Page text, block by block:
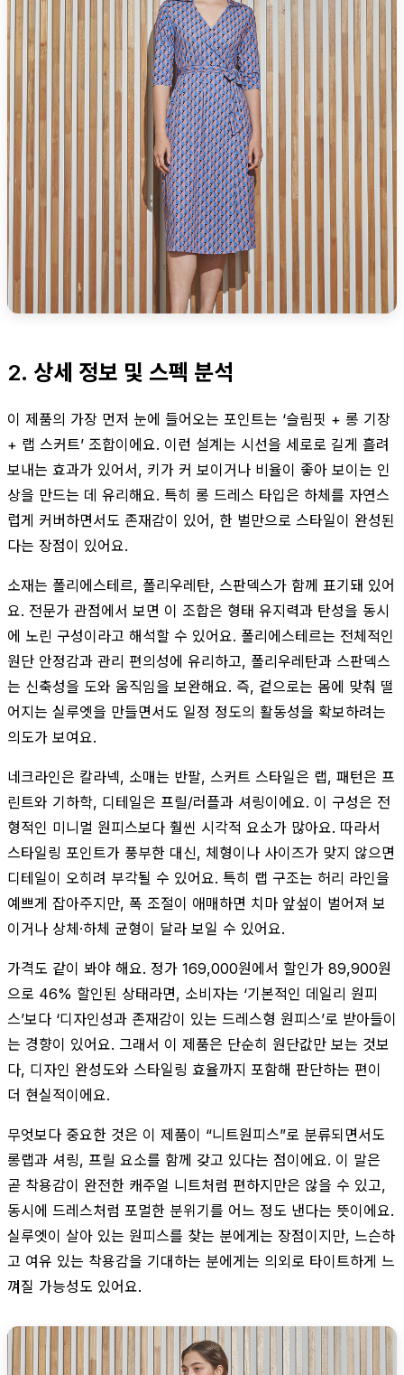
2. 상세 정보 및 스펙 분석
이 제품의 가장 먼저 눈에 들어오는 포인트는 ‘슬림핏 + 롱 기장
+ 랩 스커트’ 조합이에요. 이런 설계는 시선을 세로로 길게 흘려
보내는 효과가 있어서, 키가 커 보이거나 비율이 좋아 보이는 인
상을 만드는 데 유리해요. 특히 롱 드레스 타입은 하체를 자연스
럽게 커버하면서도 존재감이 있어, 한 벌만으로 스타일이 완성된
다는 장점이 있어요.
소재는 폴리에스테르, 폴리우레탄, 스판덱스가 함께 표기돼 있어
요. 전문가 관점에서 보면 이 조합은 형태 유지력과 탄성을 동시
에 노린 구성이라고 해석할 수 있어요. 폴리에스테르는 전체적인
원단 안정감과 관리 편의성에 유리하고, 폴리우레탄과 스판덱스
는 신축성을 도와 움직임을 보완해요. 즉, 겉으로는 몸에 맞춰 떨
어지는 실루엣을 만들면서도 일정 정도의 활동성을 확보하려는
의도가 보여요.
네크라인은 칼라넥, 소매는 반팔, 스커트 스타일은 랩, 패턴은 프
린트와 기하학, 디테일은 프릴/러플과 셔링이에요. 이 구성은 전
형적인 미니멀 원피스보다 훨씬 시각적 요소가 많아요. 따라서
스타일링 포인트가 풍부한 대신, 체형이나 사이즈가 맞지 않으면
디테일이 오히려 부각될 수 있어요. 특히 랩 구조는 허리 라인을
예쁘게 잡아주지만, 폭 조절이 애매하면 치마 앞섶이 벌어져 보
이거나 상체·하체 균형이 달라 보일 수 있어요.
가격도 같이 봐야 해요. 정가 169,000원에서 할인가 89,900원
으로 46% 할인된 상태라면, 소비자는 ‘기본적인 데일리 원피
스’보다 ‘디자인성과 존재감이 있는 드레스형 원피스’로 받아들이
는 경향이 있어요. 그래서 이 제품은 단순히 원단값만 보는 것보
다, 디자인 완성도와 스타일링 효율까지 포함해 판단하는 편이
더 현실적이에요.
무엇보다 중요한 것은 이 제품이 “니트원피스”로 분류되면서도
롱랩과 셔링, 프릴 요소를 함께 갖고 있다는 점이에요. 이 말은
곧 착용감이 완전한 캐주얼 니트처럼 편하지만은 않을 수 있고,
동시에 드레스처럼 포멀한 분위기를 어느 정도 낸다는 뜻이에요.
실루엣이 살아 있는 원피스를 찾는 분에게는 장점이지만, 느슨하
고 여유 있는 착용감을 기대하는 분에게는 의외로 타이트하게 느
껴질 가능성도 있어요.